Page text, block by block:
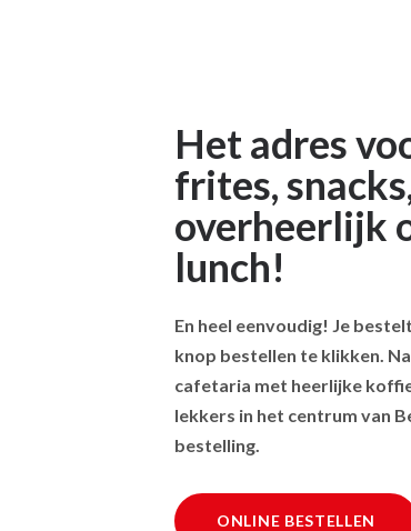
Het adres
frites,
overheerlijk
lunch!
En heel eenvoudig! Je
knop bestellen te klikken.
cafetaria met heerlijke
lekkers in het centrum van
bestelling.
ONLINE BESTELLEN